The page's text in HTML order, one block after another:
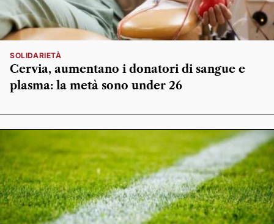
SOLIDARIETÀ
Cervia, aumentano i donatori di sangue e
plasma: la metà sono under 26